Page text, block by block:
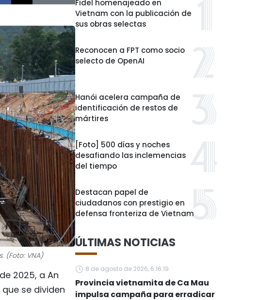
(Foto: VNA)
2025, a An
se dividen
Fidel homenajeado en
Vietnam con la publicación de
sus obras selectas
Reconocen a FPT como socio
selecto de OpenAI
Hanói acelera campaña de
identificación de restos de
mártires
[Foto] 500 días y noches
desafiando las inclemencias
del tiempo
Destacan papel de
ciudadanos con prestigio en
defensa fronteriza de Vietnam
ÚLTIMAS NOTICIAS
8 de agosto de 2026, 6:16:19
Provincia vietnamita de Ca Mau
impulsa campaña para erradicar